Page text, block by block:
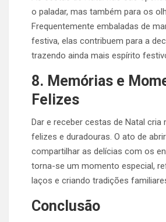
o paladar, mas também para os
Frequentemente embaladas de
festiva, elas contribuem para a
trazendo ainda mais espírito
8. Memórias e
Felizes
Dar e receber cestas de Natal cria
felizes e duradouras. O ato de
compartilhar as delícias com os
torna-se um momento especial,
laços e criando tradições
Conclusão